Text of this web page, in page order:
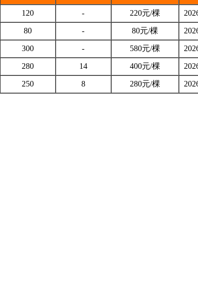
120 - 220元/棵
80 - 80元/棵
300 - 580元/棵
280 14 400元/棵
250 8 280元/棵